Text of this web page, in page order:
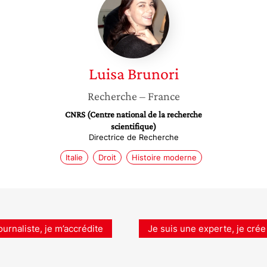
Brunori
Luisa Brunori
Recherche – France
CNRS (Centre national de la recherche
scientifique)
Directrice de Recherche
Italie Droit Histoire moderne
je m’accrédite Je suis une experte, je